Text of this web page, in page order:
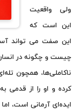
ولی واقعیت
این است که
این صفت می تواند
چیست و چگونه در
ناکاملی‌ها، همچون
کرده و او را از قدمی
ایده‌ای آرمانی است،